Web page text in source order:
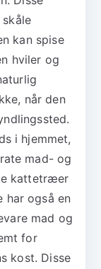
kan spise
hviler og
når den
i hjemmet,
mad- og
kattetræer
har også en
mad og
for
kost. Disse